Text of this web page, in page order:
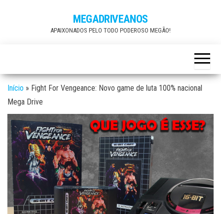
MEGADRIVEANOS
APAIXONADOS PELO TODO PODEROSO MEGÃO!
Início » Fight For Vengeance: Novo game de luta 100% nacional
Mega Drive